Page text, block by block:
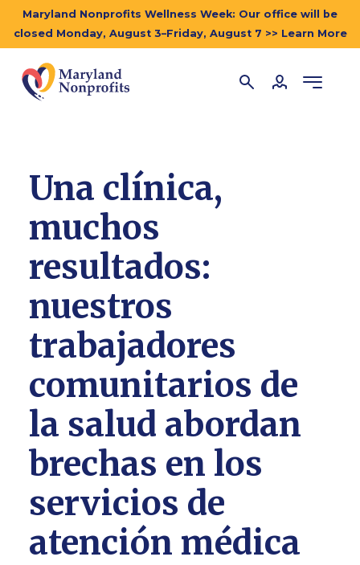
Maryland Nonprofits Wellness Week: Our office will be
closed Monday, August 3–Friday, August 7 >> Learn More
Una clínica,
muchos
resultados:
nuestros
trabajadores
comunitarios de
la salud abordan
brechas en los
servicios de
atención médica